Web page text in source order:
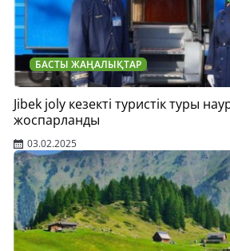
БАСТЫ ЖАҢАЛЫҚТАР
Jibek joly кезекті туристік туры
жоспарланды
03.02.2025